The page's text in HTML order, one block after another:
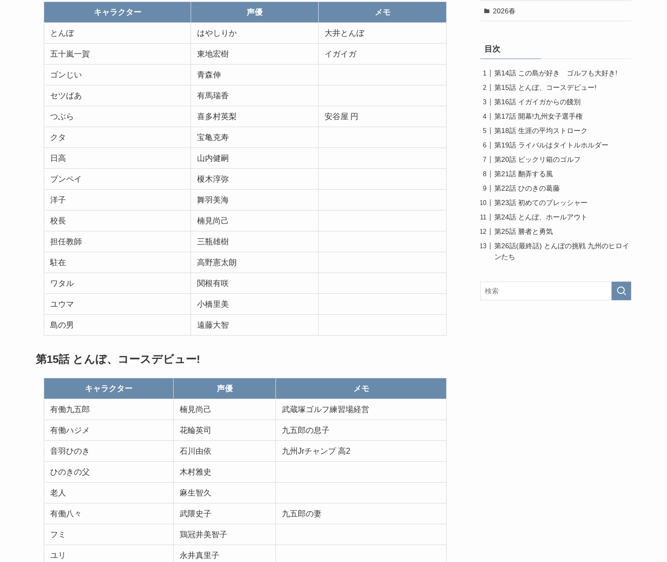
キャラクター 声優 メモ
とんぼ はやしりか 大井とんぼ
五十嵐一賀 東地宏樹 イガイガ
ゴンじい 青森伸
セツばあ 有馬瑞香
つぶら 喜多村英梨 安谷屋 円
クタ 宝亀克寿
日高 山内健嗣
ブンペイ 榎木淳弥
洋子 舞羽美海
校長 楠見尚己
担任教師 三瓶雄樹
駐在 高野憲太朗
ワタル 関根有咲
ユウマ 小橋里美
島の男 遠藤大智
第15話 とんぼ、コースデビュー!
キャラクター 声優 メモ
有働九五郎 楠見尚己 武蔵塚ゴルフ練習場経営
有働ハジメ 花輪英司 九五郎の息子
音羽ひのき 石川由依 九州Jrチャンプ 高2
ひのきの父 木村雅史
老人 麻生智久
有働八々 武隈史子 九五郎の妻
フミ 鶏冠井美智子
ユリ 永井真里子
2026春
目次
第14話 この島が好き ゴルフも大好き!
第15話 とんぼ、コースデビュー!
第16話 イガイガからの餞別
第17話 開幕!九州女子選手権
第18話 生涯の平均ストローク
第19話 ライバルはタイトルホルダー
第20話 ビックリ箱のゴルフ
第21話 翻弄する風
第22話 ひのきの葛藤
第23話 初めてのプレッシャー
第24話 とんぼ、ホールアウト
第25話 勝者と勇気
第26話(最終話) とんぼの挑戦 九州のヒロイ
ンたち